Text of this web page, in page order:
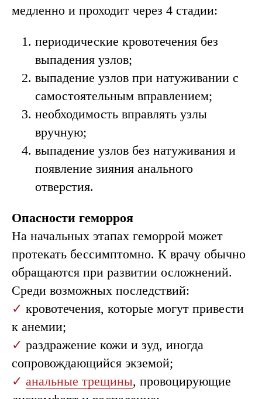
медленно и проходит через 4 стадии:
периодические кровотечения без
выпадения узлов;
выпадение узлов при натуживании с
самостоятельным вправлением;
необходимость вправлять узлы
вручную;
выпадение узлов без натуживания и
появление зияния анального
отверстия.
Опасности геморроя
На начальных этапах геморрой может
протекать бессимптомно. К врачу обычно
обращаются при развитии осложнений.
Среди возможных последствий:
✓ кровотечения, которые могут привести
к анемии;
✓ раздражение кожи и зуд, иногда
сопровождающийся экземой;
✓ анальные трещины, провоцирующие